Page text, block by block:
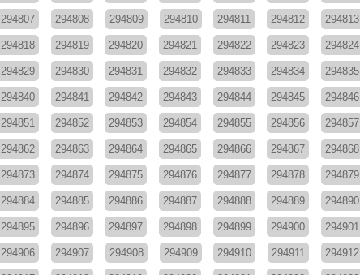
294807 294808 294809 294810 294811 294812 294813
294818 294819 294820 294821 294822 294823 294824
294829 294830 294831 294832 294833 294834 294835
294840 294841 294842 294843 294844 294845 294846
294851 294852 294853 294854 294855 294856 294857
294862 294863 294864 294865 294866 294867 294868
294873 294874 294875 294876 294877 294878 294879
294884 294885 294886 294887 294888 294889 294890
294895 294896 294897 294898 294899 294900 294901
294906 294907 294908 294909 294910 294911 294912